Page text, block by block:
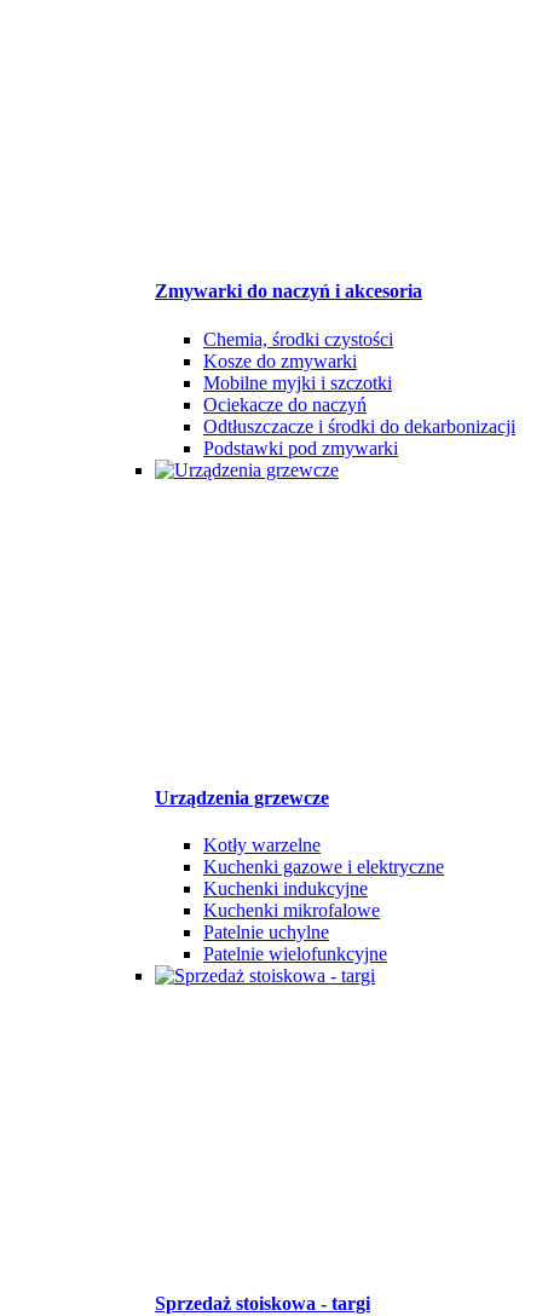
Zmywarki do naczyń i akcesoria
Chemia, środki czystości
Kosze do zmywarki
Mobilne myjki i szczotki
Ociekacze do naczyń
Odtłuszczacze i środki do dekarbonizacji
Podstawki pod zmywarki
Urządzenia grzewcze
Kotły warzelne
Kuchenki gazowe i elektryczne
Kuchenki indukcyjne
Kuchenki mikrofalowe
Patelnie uchylne
Patelnie wielofunkcyjne
Sprzedaż stoiskowa - targi